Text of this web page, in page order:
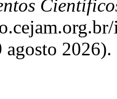
agosto 2026).